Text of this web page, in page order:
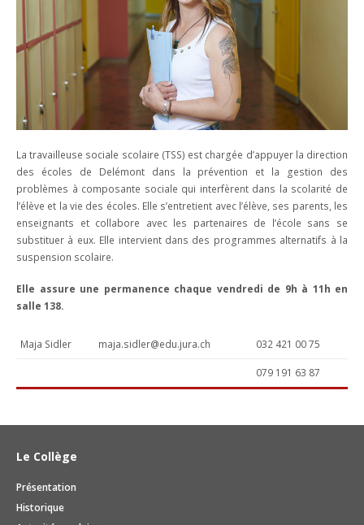
EN IMAGES
EDUCATION SEXUELLE
SÉANCES PARENTS
ACTIVITÉS ET ÉVÈNEMENTS
ABSENCES
DEVOIRS ASSISTÉS
COURS FACULTATIFS
TRAVAILLEUSE SOCIALE SCOLAIRE
ORIENTATION PROFESSIONNELLE
TUTORIELS MITIC
RESTAURANT SCOLAIRE
MÉDIATHÈQUE
SALLE D'ÉTUDE
BESOINS ÉDUCATIFS PARTICULIERS
BROCHURE
DOCUMENTS ADMINISTRATIFS
VACANCES SCOLAIRES
RÉSERVATION DE SALLES
La travailleuse sociale scolaire (TSS) est chargée d’appuyer la direction
des écoles de Delémont dans la prévention et la gestion des
problèmes à composante sociale qui interfèrent dans la scolarité de
l’élève et la vie des écoles. Elle s’entretient avec l’élève, ses parents, les
enseignants et collabore avec les partenaires de l’école sans se
substituer à eux. Elle intervient dans des programmes alternatifs à la
suspension scolaire.
Elle assure une permanence chaque vendredi de 9h à 11h en
salle 138.
Maja Sidler maja.sidler@edu.jura.ch 032 421 00 75
079 191 63 87
Le Collège
Présentation
Historique